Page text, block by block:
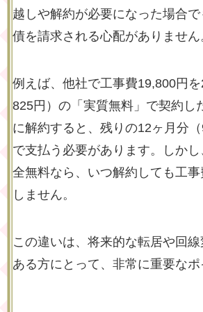
越しや解約が必要になった場合
債を請求される心配がありません
例えば、他社で工事費19,800円
825円）の「実質無料」で契約し
に解約すると、残りの12ヶ月分
で支払う必要があります。しか
全無料なら、いつ解約しても工
しません。
この違いは、将来的な転居や回
ある方にとって、非常に重要なポ